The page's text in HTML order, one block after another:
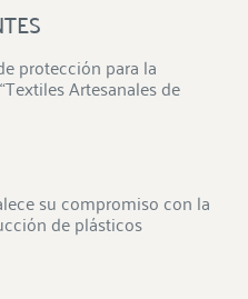
protección para la
Artesanales de
su compromiso con la
de plásticos